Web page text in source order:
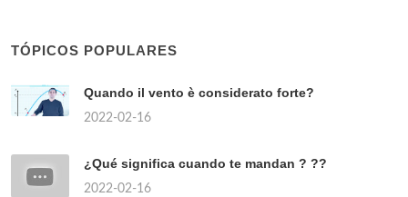
TÓPICOS POPULARES
Quando il vento è considerato forte?
2022-02-16
¿Qué significa cuando te mandan ? ??
2022-02-16